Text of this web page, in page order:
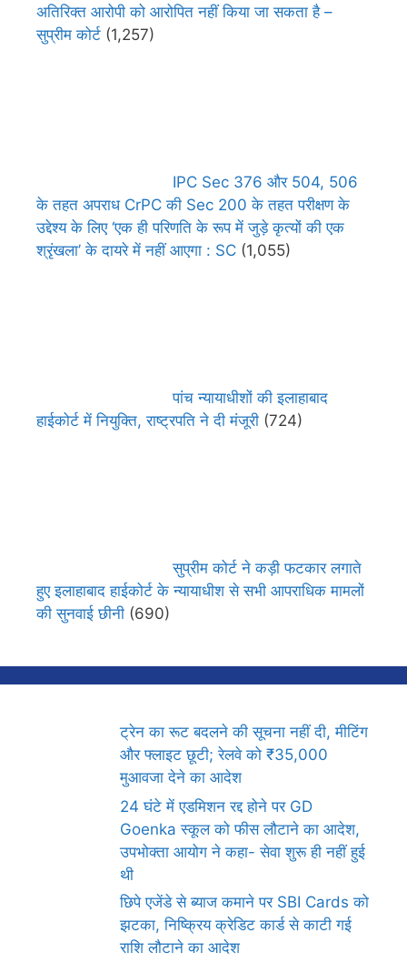
अतिरिक्त आरोपी को आरोपित नहीं किया जा सकता है –
सुप्रीम कोर्ट (1,257)
IPC Sec 376 और 504, 506
के तहत अपराध CrPC की Sec 200 के तहत परीक्षण के
उद्देश्य के लिए ‘एक ही परिणति के रूप में जुड़े कृत्यों की एक
श्रृंखला’ के दायरे में नहीं आएगा : SC (1,055)
पांच न्यायाधीशों की इलाहाबाद
हाईकोर्ट में नियुक्ति, राष्ट्रपति ने दी मंजूरी (724)
सुप्रीम कोर्ट ने कड़ी फटकार लगाते
हुए इलाहाबाद हाईकोर्ट के न्यायाधीश से सभी आपराधिक मामलों
की सुनवाई छीनी (690)
ट्रेन का रूट बदलने की सूचना नहीं दी, मीटिंग
और फ्लाइट छूटी; रेलवे को ₹35,000
मुआवजा देने का आदेश
24 घंटे में एडमिशन रद्द होने पर GD
Goenka स्कूल को फीस लौटाने का आदेश,
उपभोक्ता आयोग ने कहा- सेवा शुरू ही नहीं हुई
थी
छिपे एजेंडे से ब्याज कमाने पर SBI Cards को
झटका, निष्क्रिय क्रेडिट कार्ड से काटी गई
राशि लौटाने का आदेश